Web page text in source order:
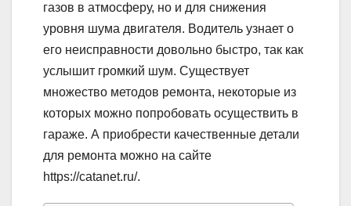
газов в атмосферу, но и для снижения
уровня шума двигателя. Водитель узнает о
его неисправности довольно быстро, так как
услышит громкий шум. Существует
множество методов ремонта, некоторые из
которых можно попробовать осуществить в
гараже. А приобрести качественные детали
для ремонта можно на сайте
https://catanet.ru/.